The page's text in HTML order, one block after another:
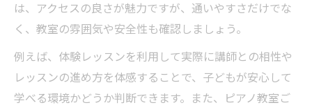
は、アクセスの良さが魅力ですが、通いやすさだけでな
く、教室の雰囲気や安全性も確認しましょう。
例えば、体験レッスンを利用して実際に講師との相性や
レッスンの進め方を体感することで、子どもが安心して
学べる環境かどうか判断できます。また、ピアノ教室ご